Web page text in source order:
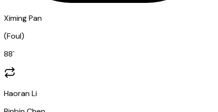
Ximing Pan
(Foul)
88`
Haoran Li